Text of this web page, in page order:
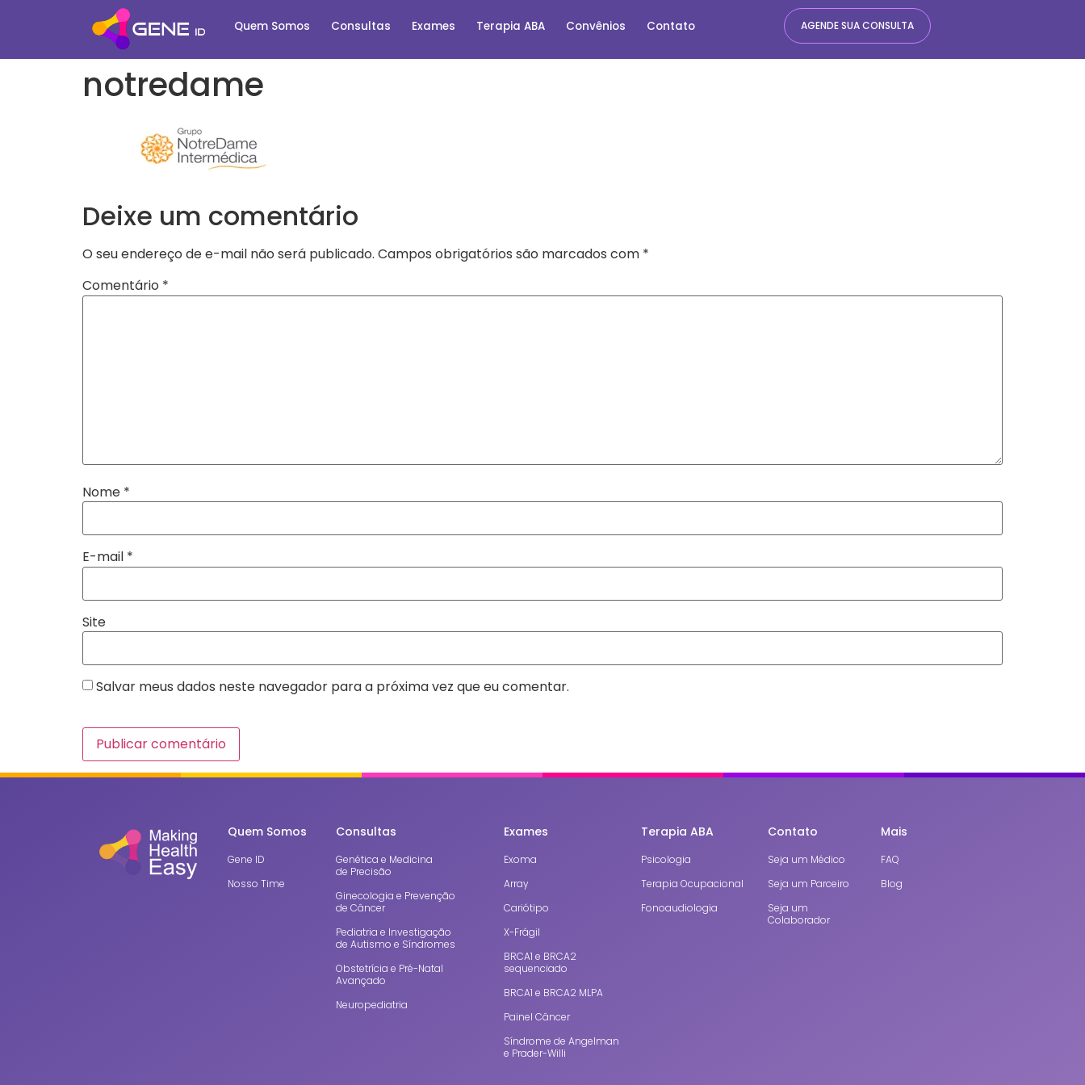
Quem Somos Consultas Exames Terapia ABA Convênios Contato AGENDE SUA CONSULTA
notredame
Deixe um comentário
O seu endereço de e-mail não será publicado. Campos obrigatórios são marcados com *
Comentário *
Nome *
E-mail *
Site
Salvar meus dados neste navegador para a próxima vez que eu comentar.
Quem Somos
Gene ID
Nosso Time
Consultas
Genética e Medicina
de Precisão
Ginecologia e Prevenção
de Câncer
Pediatria e Investigação
de Autismo e Síndromes
Obstetrícia e Pré-Natal
Avançado
Neuropediatria
Exames
Exoma
Array
Cariótipo
X-Frágil
BRCA1 e BRCA2
sequenciado
BRCA1 e BRCA2 MLPA
Painel Câncer
Síndrome de Angelman
e Prader-Willi
Terapia ABA
Psicologia
Terapia Ocupacional
Fonoaudiologia
Contato
Seja um Médico
Seja um Parceiro
Seja um
Colaborador
Mais
FAQ
Blog